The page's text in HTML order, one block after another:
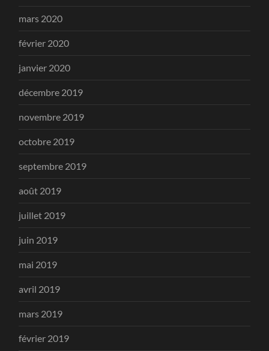
mars 2020
février 2020
janvier 2020
décembre 2019
novembre 2019
octobre 2019
septembre 2019
août 2019
juillet 2019
juin 2019
mai 2019
avril 2019
mars 2019
février 2019